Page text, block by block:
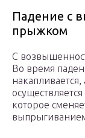
Падение с
прыжком
С
Во время
которое